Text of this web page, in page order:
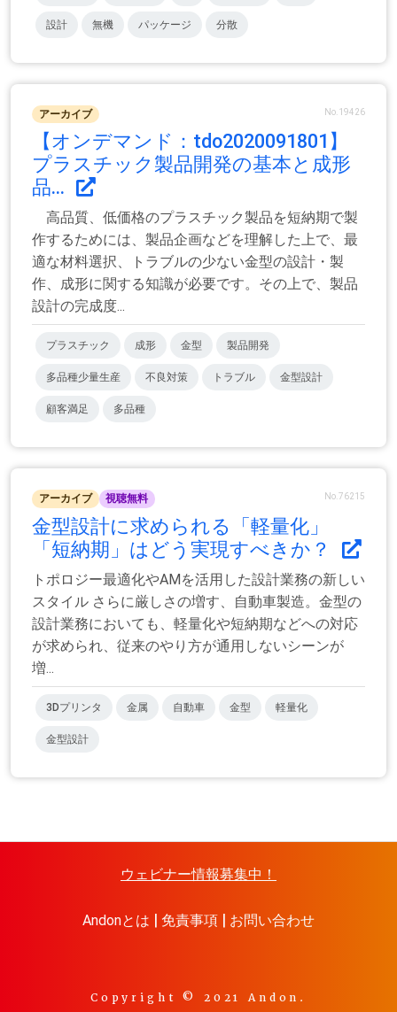
設計 無機 パッケージ 分散
アーカイブ No.19426
【オンデマンド：tdo2020091801】
プラスチック製品開発の基本と成形
品...
高品質、低価格のプラスチック製品を短納期で製
作するためには、製品企画などを理解した上で、最
適な材料選択、トラブルの少ない金型の設計・製
作、成形に関する知識が必要です。その上で、製品
設計の完成度...
プラスチック 成形 金型 製品開発
多品種少量生産 不良対策 トラブル 金型設計
顧客満足 多品種
アーカイブ 視聴無料 No.76215
金型設計に求められる「軽量化」
「短納期」はどう実現すべきか？
トポロジー最適化やAMを活用した設計業務の新しい
スタイル さらに厳しさの増す、自動車製造。金型の
設計業務においても、軽量化や短納期などへの対応
が求められ、従来のやり方が通用しないシーンが
増...
3Dプリンタ 金属 自動車 金型 軽量化
金型設計
ウェビナー情報募集中！
Andonとは 免責事項 お問い合わせ
Copyright © 2021 Andon.